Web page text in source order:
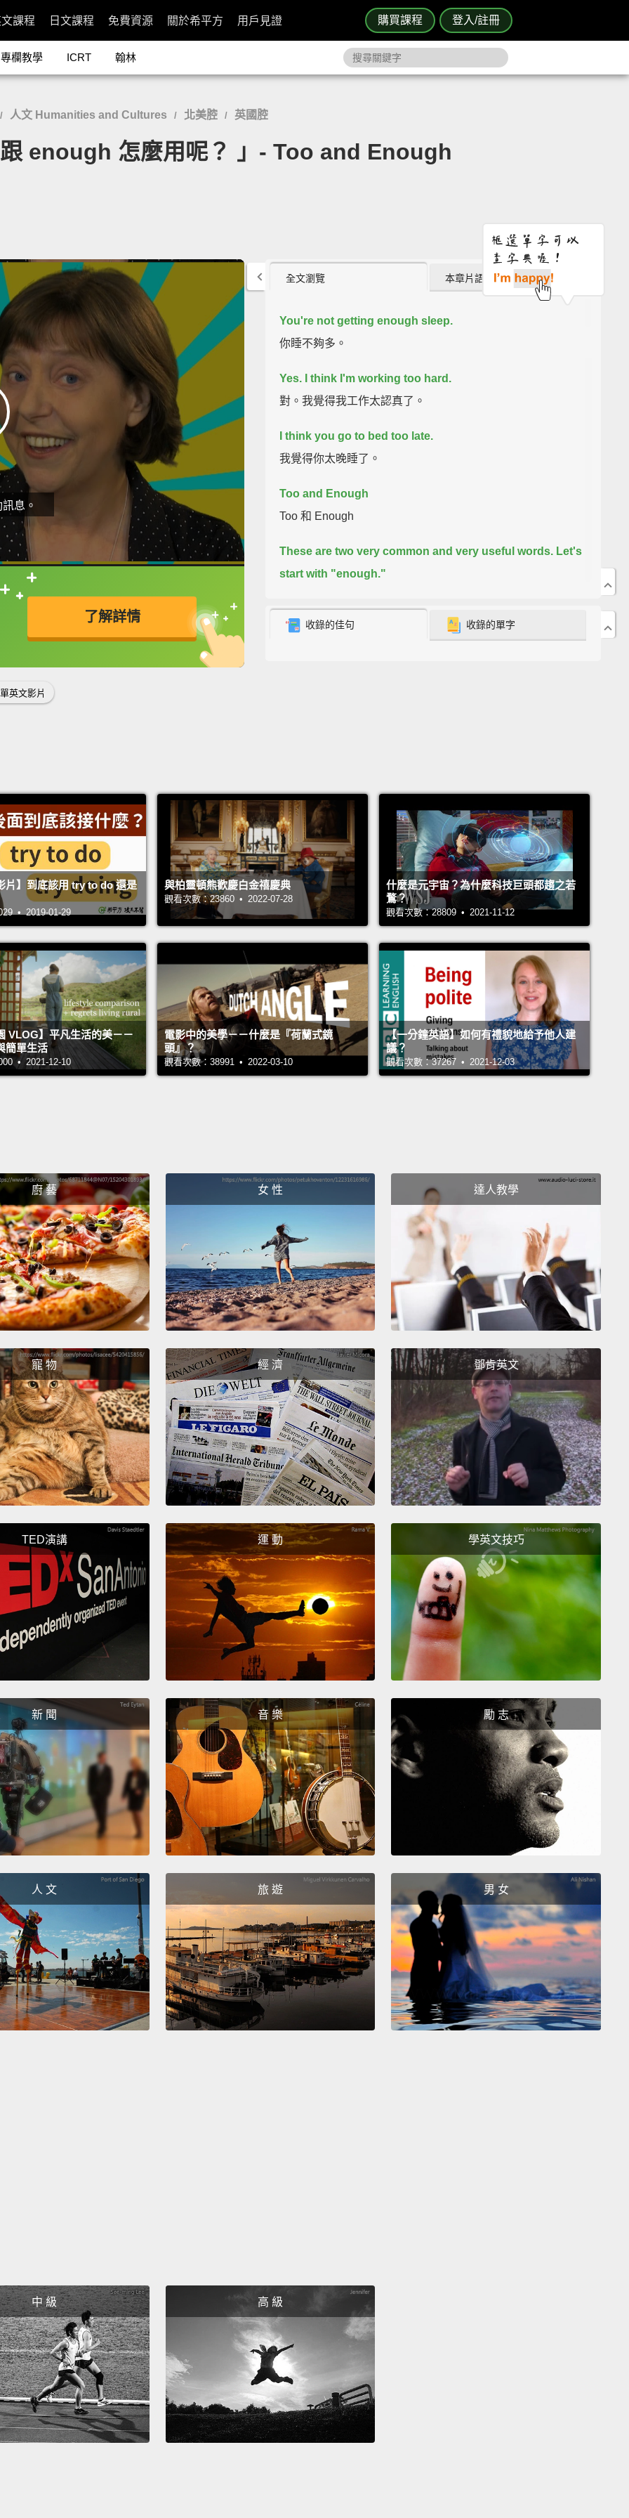
購買課程 登入/註冊
課程 日文課程 免費資源 關於希平方 用戶見證
專欄教學 ICRT 翰林
人文 Humanities and Cultures / 北美腔 / 英國腔
enough 怎麼用呢？ 」- Too and Enough
息。
了解詳情
接查字典喔！
英
英文影片
全文瀏覽 本章片語 (2)
You're not getting enough sleep.
你睡不夠多。
Yes. I think I'm working too hard.
對。我覺得我工作太認真了。
I think you go to bed too late.
我覺得你太晚睡了。
Too and Enough
Too 和 Enough
These are two very common and very useful words. Let's
start with "enough."
夠）」開始。
夠。很充分。
Good.
太好了。
We use "enough" to say we have as much or as many as
we need or want,
so, a sufficient quantity.
我們運用「enough（足夠）」來表示我們有和我們需要或想要
的一樣多的量，也就是說，足夠的量。
Oh, I'm almost out of gas.
喔，我汽油快沒了。
Oh, do you have enough to get to a petrol station?
喔，你有足夠的量開去汽油站嗎？
加油站。
If we don't have enough, we don't have the amount we
need.
如果我們不夠，就代表我們沒有我們需要的量。
Do you want to come for lunch?
妳想要來一起午餐嗎？
I can't. I don't have enough time.
我不能。我沒有足夠的時間。
Oh, too busy, eh?
喔，太忙了，是嗎？
Yeah.
對呀。
So, "enough" means having the necessary amount of
something.
那麼，「enough（足夠）」就代表擁有某個東西足夠的量。這
樣的話，「too（太過）」呢？
Spaghetti.
義大利麵。
喔，那太多了。
Let's have some chocolates.
我們來吃點巧克力。
Whoo, yes.
But not too many.
唔，太好了。但不要太多。
巧克力永遠不嫌多。
We use "too" to say more than sufficient, more than
necessary, or more than is good.
我們用「too（太過）」來表達比足夠的更多、比需要的更多，
或比適當的更多。
This bag is too big for carry-on.
Notice the word position.
and adverbs, but we use "enough" after them.
comes before; "enough" comes after.
注意單字的位置。我們在形容詞和副詞前面使用「too（太
過）」，但在形容詞和副詞後面用「enough（足夠）」。所以
「too（太過）」在前面出現；「enough（足夠）」在後面出
現。
收錄的佳句 收錄的單字
片】到底該用 try to do 還是
• 2019-01-29
與柏靈頓熊歡慶白金禧慶典
觀看次數：23860 • 2022-07-28
什麼是元宇宙？為什麼科技巨頭都趨之若
鶩？
觀看次數：28809 • 2021-11-12
VLOG】平凡生活的美－－
簡單生活
• 2021-12-10
電影中的美學－－什麼是『荷蘭式鏡
頭』？
觀看次數：38991 • 2022-03-10
【一分鐘英語】如何有禮貌地給予他人建
議？
觀看次數：37267 • 2021-12-03
廚 藝 女 性 達人教學
寵 物 經 濟 鄧肯英文
TED演講 運 動 學英文技巧
新 聞 音 樂 勵 志
人 文 旅 遊 男 女
中 級 高 級